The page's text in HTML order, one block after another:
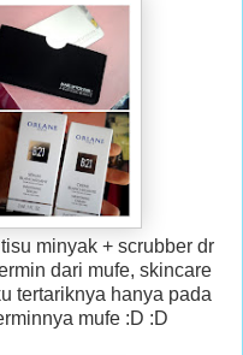
minyak + scrubber dr
dari mufe, skincare
tertariknya hanya pada
mufe :D :D